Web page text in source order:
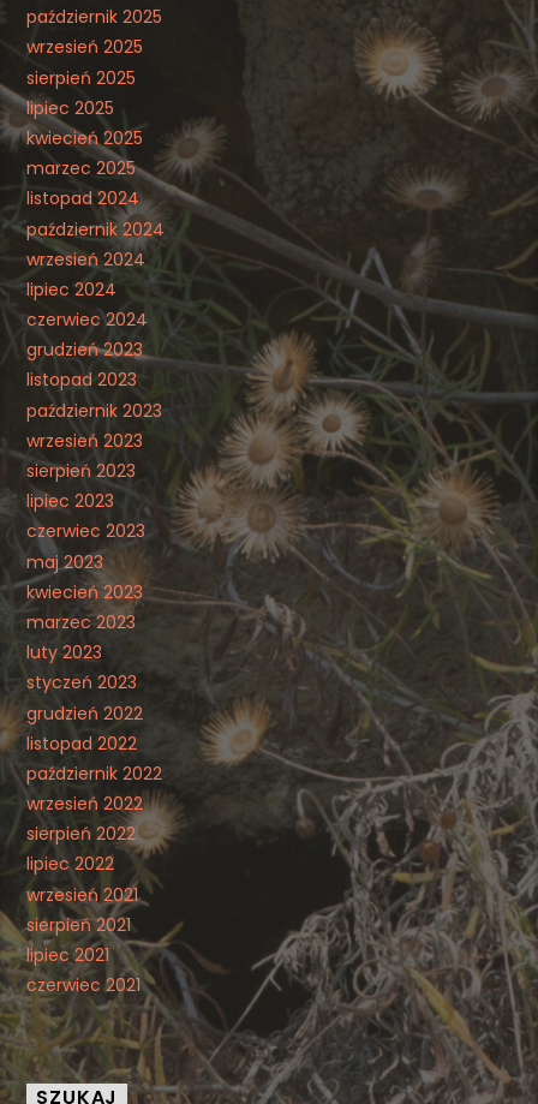
październik 2025
wrzesień 2025
sierpień 2025
lipiec 2025
kwiecień 2025
marzec 2025
listopad 2024
październik 2024
wrzesień 2024
lipiec 2024
czerwiec 2024
grudzień 2023
listopad 2023
październik 2023
wrzesień 2023
sierpień 2023
lipiec 2023
czerwiec 2023
maj 2023
kwiecień 2023
marzec 2023
luty 2023
styczeń 2023
grudzień 2022
listopad 2022
październik 2022
wrzesień 2022
sierpień 2022
lipiec 2022
wrzesień 2021
sierpień 2021
lipiec 2021
czerwiec 2021
SZUKAJ